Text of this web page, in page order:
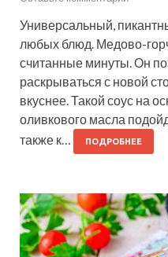
Универсальный,
любых блюд. Медово-
считанные минуты. Он
раскрываться с новой
вкуснее. Такой соус на
оливкового масла
также к…
ПОДРОБНЕЕ